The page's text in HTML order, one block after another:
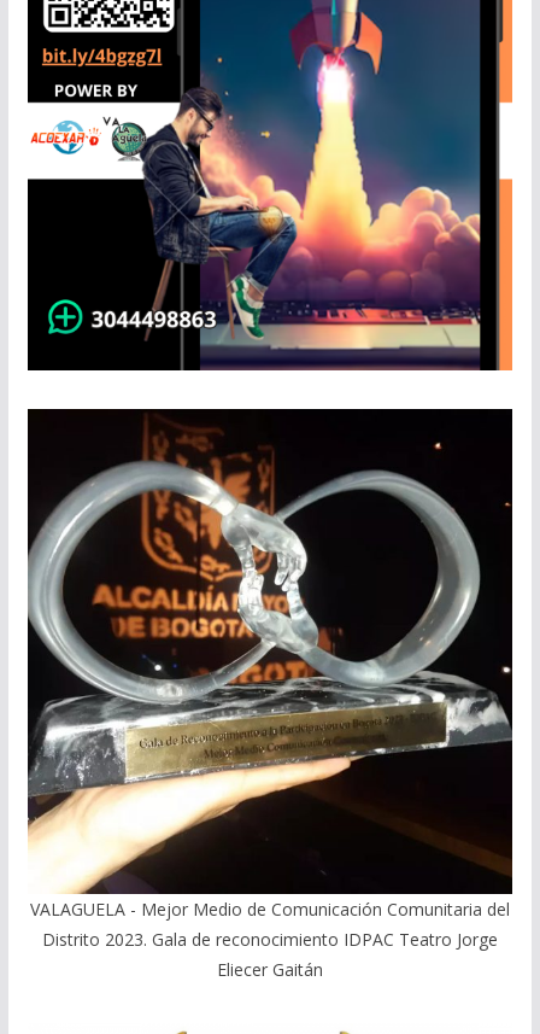
VALAGUELA - Mejor Medio de Comunicación Comunitaria del
Distrito 2023. Gala de reconocimiento IDPAC Teatro Jorge
Eliecer Gaitán